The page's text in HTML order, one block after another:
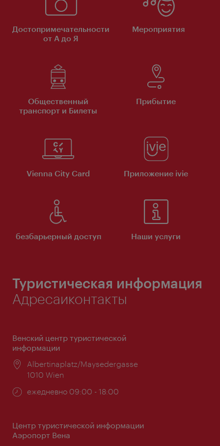
Достопримечательности
от А до Я
Мероприятия
Общественный
транспорт и Билеты
Прибытие
Vienna City Card Приложение ivie
безбарьерный доступ Наши услуги
Туристическая информация
Адресаиконтакты
Венский центр туристической
информации
Расположение:
Albertinaplatz/Maysedergasse
1010 Wien
Часы
ежедневно 09:00 - 18:00
Центр туристической информации
Аэропорт Вена